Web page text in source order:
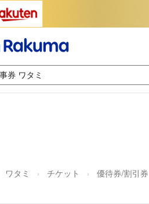
ワタミ チケット 優待券/割引券